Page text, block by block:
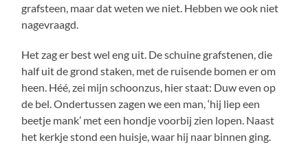
grafsteen, maar dat weten we niet. Hebben we ook niet
nagevraagd.
Het zag er best wel eng uit. De schuine grafstenen, die
half uit de grond staken, met de ruisende bomen er om
heen. Héé, zei mijn schoonzus, hier staat: Duw even op
de bel. Ondertussen zagen we een man, ‘hij liep een
beetje mank’ met een hondje voorbij zien lopen. Naast
het kerkje stond een huisje, waar hij naar binnen ging.